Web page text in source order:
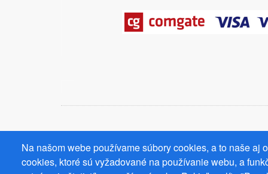
Na našom webe používame súbory cookies, a to naše aj
cookies, ktoré sú vyžadované na používanie webu, a